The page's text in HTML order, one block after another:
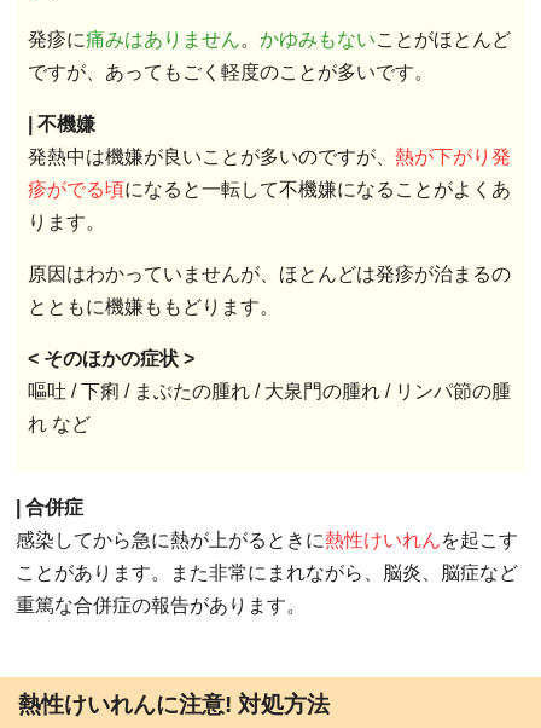
発疹に痛みはありません。 かゆみもないことがほとんど
ですが、あってもごく軽度のことが多いです。
| 不機嫌
発熱中は機嫌が良いことが多いのですが、 熱が下がり発
疹がでる頃になると一転して不機嫌になることがよくあ
ります。
原因はわかっていませんが、ほとんどは発疹が治まるの
とともに機嫌ももどります。
< そのほかの症状 >
嘔吐 / 下痢 / まぶたの腫れ / 大泉門の腫れ / リンパ節の腫
れ など
| 合併症
感染してから急に熱が上がるときに熱性けいれんを起こす
ことがあります。また非常にまれながら、脳炎、脳症など
重篤な合併症の報告があります。
熱性けいれんに注意! 対処方法